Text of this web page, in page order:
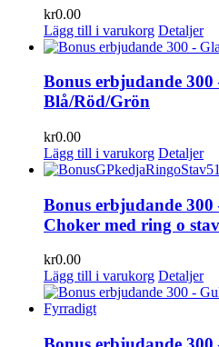
kr0.00
Lägg till i varukorg Detaljer
Bonus erbjudande
Blå/Röd/Grön
kr0.00
Lägg till i varukorg Detaljer
Bonus erbjudande
Choker med ring o stav
kr0.00
Lägg till i varukorg Detaljer